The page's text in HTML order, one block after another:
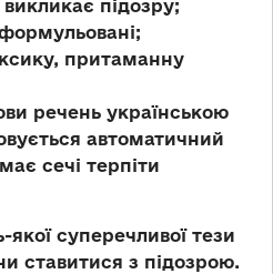
підозру;
притаманну
речень українською
автоматичний
сечі терпіти
суперечливої тези
ставитися з підозрою.